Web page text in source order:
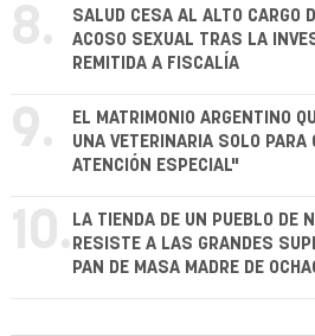
8.
SALUD CESA AL ALTO CARGO
ACOSO SEXUAL TRAS LA
REMITIDA A FISCALÍA
9.
EL MATRIMONIO ARGENTINO
UNA VETERINARIA SOLO
ATENCIÓN ESPECIAL"
10. LA TIENDA DE UN PUEBLO DE
RESISTE A LAS GRANDES
PAN DE MASA MADRE DE